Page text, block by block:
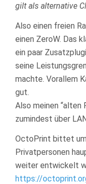
gilt als alternative
Also einen freien
einen ZeroW. Das
ein paar
seine
machte. Vorallem
gut.
Also meinen “alten
zumindest über
OctoPrint bittet
Privatpersonen
weiter entwickelt
https://